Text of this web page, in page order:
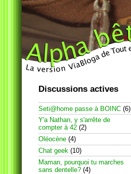
Discussions actives
Seti@home passe à BOINC (6)
Y'a Nathan, y s'arrête de
compter à 42 (2)
Oléocène (4)
Chat geek (10)
Maman, pourquoi tu marches
sans dentelle? (4)